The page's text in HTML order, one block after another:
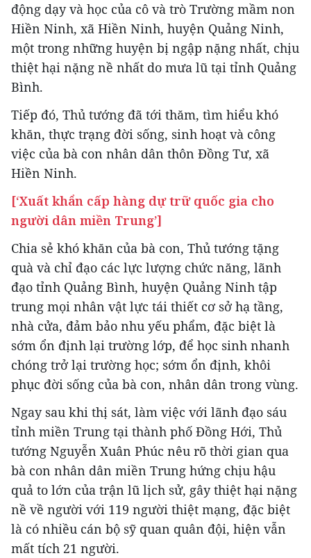
động dạy và học của cô và trò Trường mầm non
Hiền Ninh, xã Hiền Ninh, huyện Quảng Ninh,
một trong những huyện bị ngập nặng nhất, chịu
thiệt hại nặng nề nhất do mưa lũ tại tỉnh Quảng
Bình.
Tiếp đó, Thủ tướng đã tới thăm, tìm hiểu khó
khăn, thực trạng đời sống, sinh hoạt và công
việc của bà con nhân dân thôn Đồng Tư, xã
Hiền Ninh.
[‘Xuất khẩn cấp hàng dự trữ quốc gia cho
người dân miền Trung’]
Chia sẻ khó khăn của bà con, Thủ tướng tặng
quà và chỉ đạo các lực lượng chức năng, lãnh
đạo tỉnh Quảng Bình, huyện Quảng Ninh tập
trung mọi nhân vật lực tái thiết cơ sở hạ tầng,
nhà cửa, đảm bảo nhu yếu phẩm, đặc biệt là
sớm ổn định lại trường lớp, để học sinh nhanh
chóng trở lại trường học; sớm ổn định, khôi
phục đời sống của bà con, nhân dân trong vùng.
Ngay sau khi thị sát, làm việc với lãnh đạo sáu
tỉnh miền Trung tại thành phố Đồng Hới, Thủ
tướng Nguyễn Xuân Phúc nêu rõ thời gian qua
bà con nhân dân miền Trung hứng chịu hậu
quả to lớn của trận lũ lịch sử, gây thiệt hại nặng
nề về người với 119 người thiệt mạng, đặc biệt
là có nhiều cán bộ sỹ quan quân đội, hiện vẫn
mất tích 21 người.